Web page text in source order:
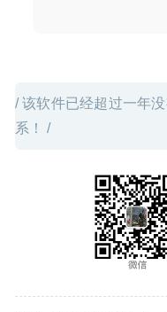
/ 该软件已经超过一年
系！ /